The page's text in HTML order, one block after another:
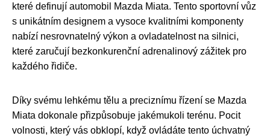
které definují automobil Mazda Miata. Tento sportovní vůz
s unikátním designem a vysoce kvalitními komponenty
nabízí nesrovnatelný výkon a ovladatelnost na silnici,
které zaručují bezkonkurenční adrenalinový zážitek pro
každého řidiče.
Díky svému lehkému tělu a preciznímu řízení se Mazda
Miata dokonale přizpůsobuje jakémukoli terénu. Pocit
volnosti, který vás obklopí, když ovládáte tento úchvatný